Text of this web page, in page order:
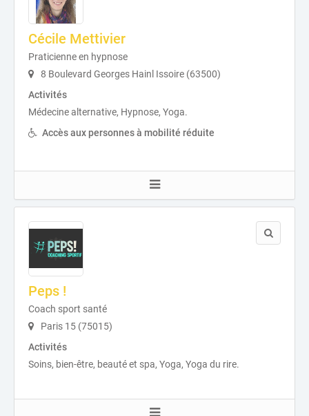
Cécile Mettivier
Praticienne en hypnose
8 Boulevard Georges Hainl Issoire (63500)
Activités
Médecine alternative, Hypnose, Yoga.
Accès aux personnes à mobilité réduite
Peps !
Coach sport santé
Paris 15 (75015)
Activités
Soins, bien-être, beauté et spa, Yoga, Yoga du rire.